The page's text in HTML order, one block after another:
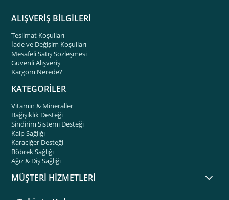
ALIŞVERİŞ BİLGİLERİ
Teslimat Koşulları
İade ve Değişim Koşulları
Mesafeli Satış Sözleşmesi
Güvenli Alışveriş
Kargom Nerede?
KATEGORİLER
Vitamin & Mineraller
Bağışıklık Desteği
Sindirim Sistemi Desteği
Kalp Sağlığı
Karaciğer Desteği
Böbrek Sağlığı
Ağız & Diş Sağlığı
MÜŞTERİ HİZMETLERİ